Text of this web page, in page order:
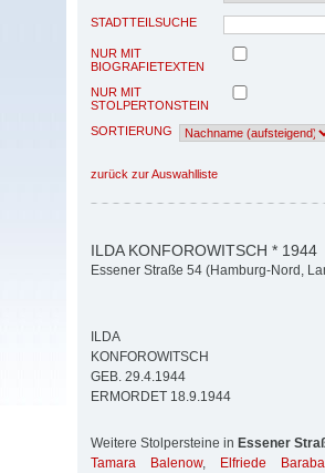
STADTTEILSUCHE
NUR MIT
BIOGRAFIETEXTEN
NUR MIT
STOLPERTONSTEIN
SORTIERUNG
zurück zur Auswahlliste
ILDA KONFOROWITSCH * 1944
Essener Straße 54 (Hamburg-Nord,
ILDA
KONFOROWITSCH
GEB. 29.4.1944
ERMORDET 18.9.1944
Weitere Stolpersteine in Essener
Tamara Balenow, Elfriede